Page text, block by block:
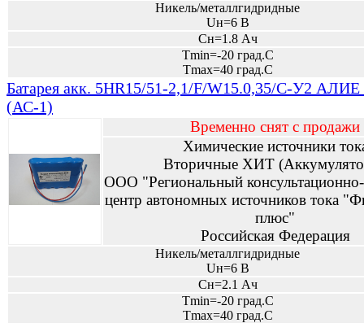
Никель/металлгидридные
Uн=6 В
Сн=1.8 Ач
Tmin=-20 град.С
Tmax=40 град.С
Батарея акк. 5HR15/51-2,1/F/W15.0,35/C-У2 АЛИЕ
(АС-1)
Временно снят с продажи
Химические источники
Вторичные ХИТ
ООО "Региональный консультационно-
центр автономных источников тока
плюс"
Российская Федерация
Никель/металлгидридные
Uн=6 В
Сн=2.1 Ач
Tmin=-20 град.С
Tmax=40 град.С